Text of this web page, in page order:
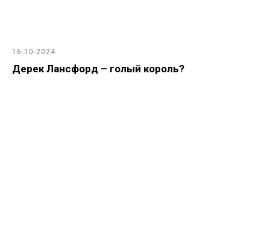
16-10-2024
Дерек Лансфорд – голый король?